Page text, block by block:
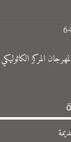
المركز